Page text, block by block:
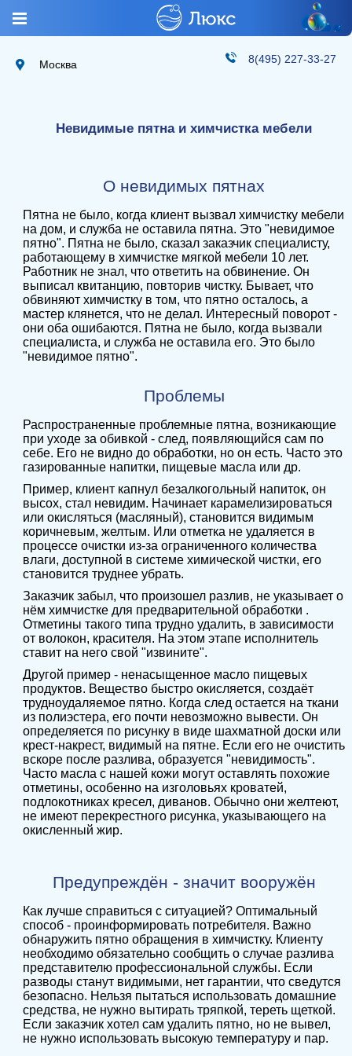
Москва 8(495) 227-33-27
Невидимые пятна и химчистка мебели
О невидимых пятнах
Пятна не было, когда клиент вызвал химчистку мебели
на дом, и служба не оставила пятна. Это "невидимое
пятно". Пятна не было, сказал заказчик специалисту,
работающему в химчистке мягкой мебели 10 лет.
Работник не знал, что ответить на обвинение. Он
выписал квитанцию, повторив чистку. Бывает, что
обвиняют химчистку в том, что пятно осталось, а
мастер клянется, что не делал. Интересный поворот -
они оба ошибаются. Пятна не было, когда вызвали
специалиста, и служба не оставила его. Это было
"невидимое пятно".
Проблемы
Распространенные проблемные пятна, возникающие
при уходе за обивкой - след, появляющийся сам по
себе. Его не видно до обработки, но он есть. Часто это
газированные напитки, пищевые масла или др.
Пример, клиент капнул безалкогольный напиток, он
высох, стал невидим. Начинает карамелизироваться
или окисляться (масляный), становится видимым
коричневым, желтым. Или отметка не удаляется в
процессе очистки из-за ограниченного количества
влаги, доступной в системе химической чистки, его
становится труднее убрать.
Заказчик забыл, что произошел разлив, не указывает о
нём химчистке для предварительной обработки .
Отметины такого типа трудно удалить, в зависимости
от волокон, красителя. На этом этапе исполнитель
ставит на него свой "извините".
Другой пример - ненасыщенное масло пищевых
продуктов. Вещество быстро окисляется, создаёт
трудноудаляемое пятно. Когда след остается на ткани
из полиэстера, его почти невозможно вывести. Он
определяется по рисунку в виде шахматной доски или
крест-накрест, видимый на пятне. Если его не очистить
вскоре после разлива, образуется "невидимость".
Часто масла с нашей кожи могут оставлять похожие
отметины, особенно на изголовьях кроватей,
подлокотниках кресел, диванов. Обычно они желтеют,
не имеют перекрестного рисунка, указывающего на
окисленный жир.
Предупреждён - значит вооружён
Как лучше справиться с ситуацией? Оптимальный
способ - проинформировать потребителя. Важно
обнаружить пятно обращения в химчистку. Клиенту
необходимо обязательно сообщить о случае разлива
представителю профессиональной службы. Если
разводы станут видимыми, нет гарантии, что сведутся
безопасно. Нельзя пытаться использовать домашние
средства, не нужно вытирать тряпкой, тереть щеткой.
Если заказчик хотел сам удалить пятно, но не вывел,
не нужно использовать высокую температуру и пар.